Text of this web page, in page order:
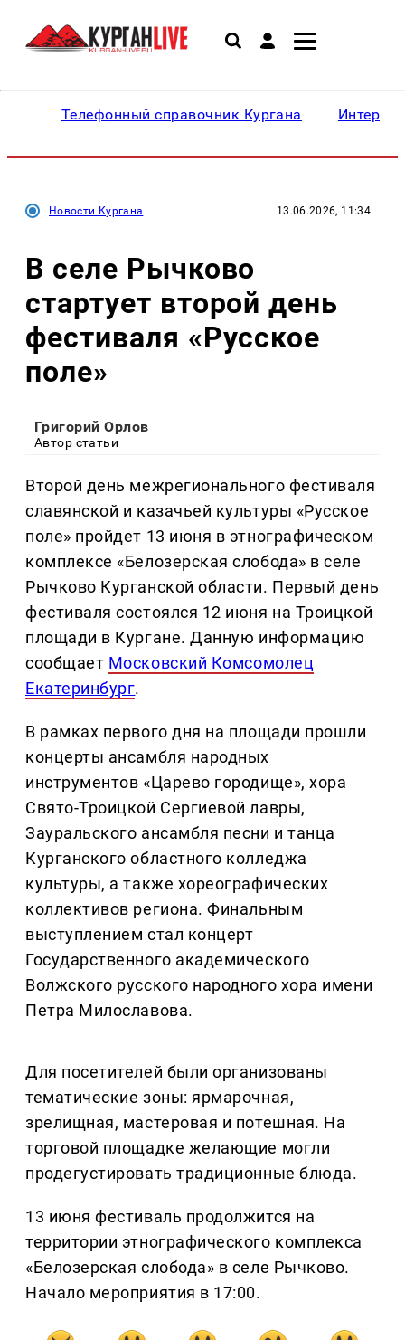
Телефонный справочник Кургана
Новости Кургана 13.06.2026, 11:34
В селе Рычково
стартует второй день
фестиваля «Русское
поле»
Григорий Орлов
Автор статьи
Второй день межрегионального фестиваля
славянской и казачьей культуры «Русское
поле» пройдет 13 июня в этнографическом
комплексе «Белозерская слобода» в селе
Рычково Курганской области. Первый день
фестиваля состоялся 12 июня на Троицкой
площади в Кургане. Данную информацию
сообщает Московский Комсомолец
Екатеринбург.
В рамках первого дня на площади прошли
концерты ансамбля народных
инструментов «Царево городище», хора
Свято-Троицкой Сергиевой лавры,
Зауральского ансамбля песни и танца
Курганского областного колледжа
культуры, а также хореографических
коллективов региона. Финальным
выступлением стал концерт
Государственного академического
Волжского русского народного хора имени
Петра Милославова.
Для посетителей были организованы
тематические зоны: ярмарочная,
зрелищная, мастеровая и потешная. На
торговой площадке желающие могли
продегустировать традиционные блюда.
13 июня фестиваль продолжится на
территории этнографического комплекса
«Белозерская слобода» в селе Рычково.
Начало мероприятия в 17:00.